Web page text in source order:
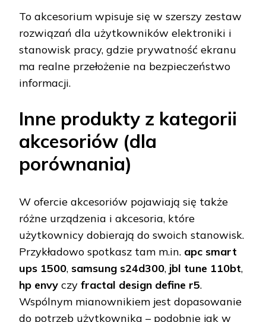
To akcesorium wpisuje się w szerszy zestaw
rozwiązań dla użytkowników elektroniki i
stanowisk pracy, gdzie prywatność ekranu
ma realne przełożenie na bezpieczeństwo
informacji.
Inne produkty z kategorii
akcesoriów (dla
porównania)
W ofercie akcesoriów pojawiają się także
różne urządzenia i akcesoria, które
użytkownicy dobierają do swoich stanowisk.
Przykładowo spotkasz tam m.in. apc smart
ups 1500, samsung s24d300, jbl tune 110bt,
hp envy czy fractal design define r5.
Wspólnym mianownikiem jest dopasowanie
do potrzeb użytkownika – podobnie jak w